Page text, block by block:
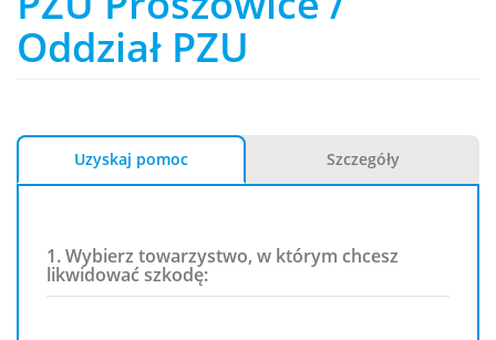
Oddział PZU
Uzyskaj pomoc Szczegóły
1. Wybierz towarzystwo, w którym chcesz
likwidować szkodę: